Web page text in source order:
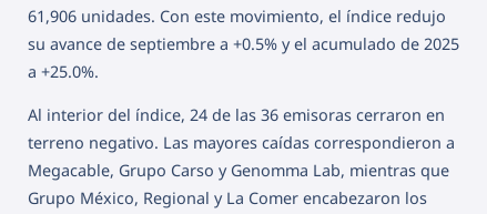
61,906 unidades. Con este movimiento, el índice redujo
su avance de septiembre a +0.5% y el acumulado de 2025
a +25.0%.
Al interior del índice, 24 de las 36 emisoras cerraron en
terreno negativo. Las mayores caídas correspondieron a
Megacable, Grupo Carso y Genomma Lab, mientras que
Grupo México, Regional y La Comer encabezaron los